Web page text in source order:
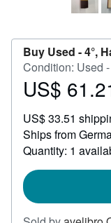
Buy Used -4°,
Condition: Used
Price
61.21
US$
US$ 33.51
Ships from
Quantity: 1